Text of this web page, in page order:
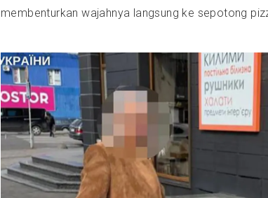
membenturkan wajahnya langsung ke sepotong